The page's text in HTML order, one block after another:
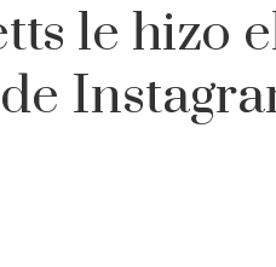
le hizo